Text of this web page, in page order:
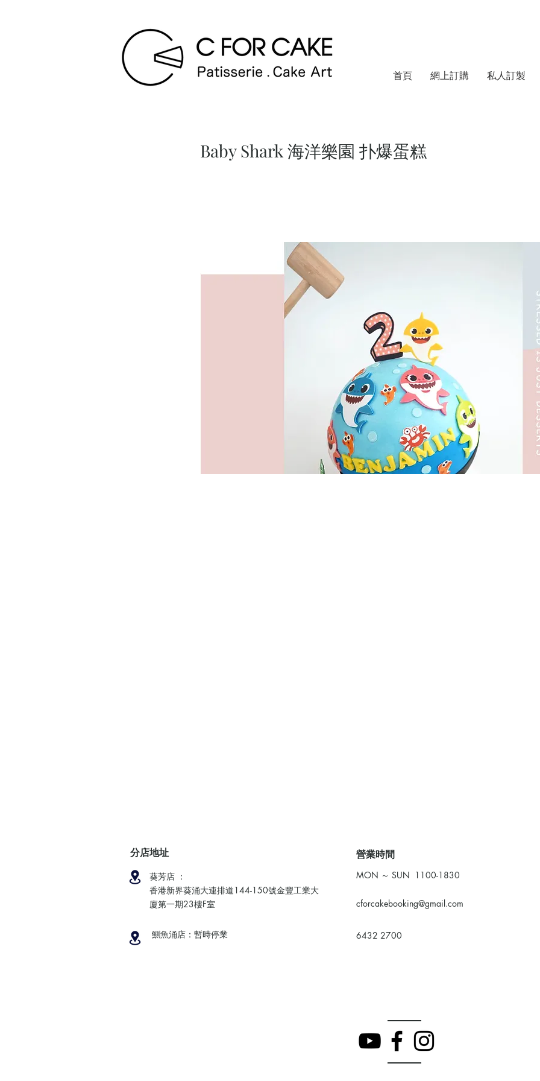
首頁 網上訂購 私人訂製
Baby Shark 海洋樂園 扑爆蛋糕
分店地址
葵芳店 ：
香港新界葵涌大連排道144-150號金豐工業大
廈第一期23樓F室
鰂魚涌店：暫時停業
​營業時間
MON ～ SUN 1100-1830
cforcakebooking@gmail.com
6432 2700